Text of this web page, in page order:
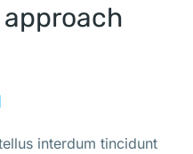
interdum tincidunt